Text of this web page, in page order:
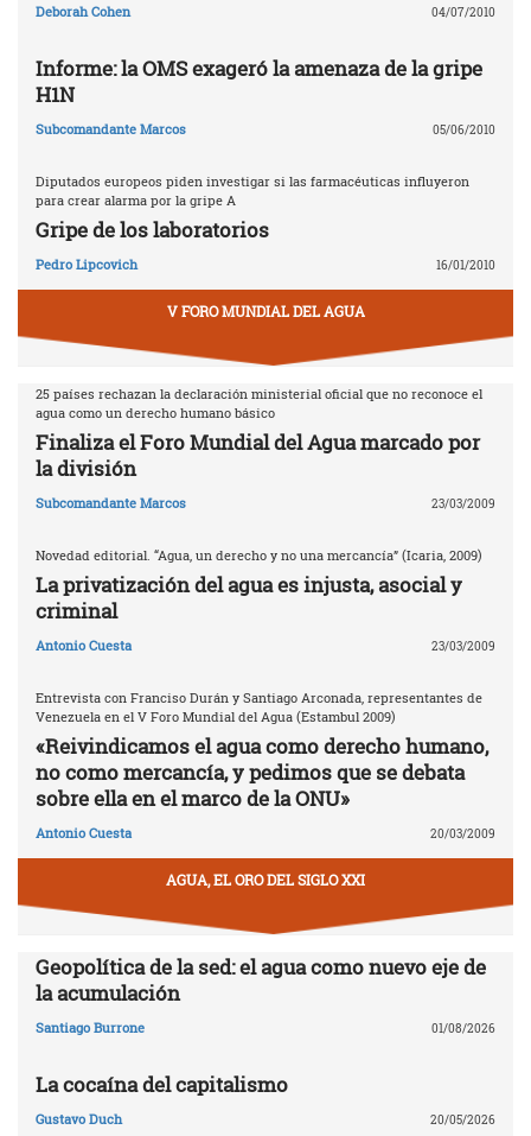
Deborah Cohen 04/07/2010
Informe: la OMS exageró la amenaza de la gripe
H1N
Subcomandante Marcos 05/06/2010
Diputados europeos piden investigar si las farmacéuticas influyeron
para crear alarma por la gripe A
Gripe de los laboratorios
Pedro Lipcovich 16/01/2010
V FORO MUNDIAL DEL AGUA
25 países rechazan la declaración ministerial oficial que no reconoce el
agua como un derecho humano básico
Finaliza el Foro Mundial del Agua marcado por
la división
Subcomandante Marcos 23/03/2009
Novedad editorial. “Agua, un derecho y no una mercancía” (Icaria, 2009)
La privatización del agua es injusta, asocial y
criminal
Antonio Cuesta 23/03/2009
Entrevista con Franciso Durán y Santiago Arconada, representantes de
Venezuela en el V Foro Mundial del Agua (Estambul 2009)
«Reivindicamos el agua como derecho humano,
no como mercancía, y pedimos que se debata
sobre ella en el marco de la ONU»
Antonio Cuesta 20/03/2009
AGUA, EL ORO DEL SIGLO XXI
Geopolítica de la sed: el agua como nuevo eje de
la acumulación
Santiago Burrone 01/08/2026
La cocaína del capitalismo
Gustavo Duch 20/05/2026